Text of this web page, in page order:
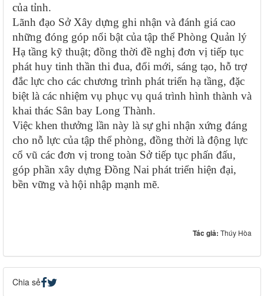
của tỉnh.
Lãnh đạo Sở Xây dựng ghi nhận và đánh giá cao
những đóng góp nổi bật của tập thể Phòng Quản lý
Hạ tầng kỹ thuật; đồng thời đề nghị đơn vị tiếp tục
phát huy tinh thần thi đua, đổi mới, sáng tạo, hỗ trợ
đắc lực cho các chương trình phát triển hạ tầng, đặc
biệt là các nhiệm vụ phục vụ quá trình hình thành và
khai thác Sân bay Long Thành.
Việc khen thưởng lần này là sự ghi nhận xứng đáng
cho nỗ lực của tập thể phòng, đồng thời là động lực
cổ vũ các đơn vị trong toàn Sở tiếp tục phấn đấu,
góp phần xây dựng Đồng Nai phát triển hiện đại,
bền vững và hội nhập mạnh mẽ.
Tác giả: Thúy Hòa
Chia sẻ